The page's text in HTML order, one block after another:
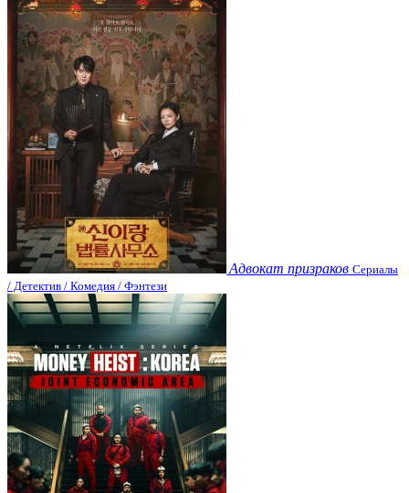
Адвокат призраков Сериалы
/ Детектив / Комедия / Фэнтези